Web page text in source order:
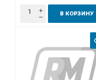
В КОРЗИНУ